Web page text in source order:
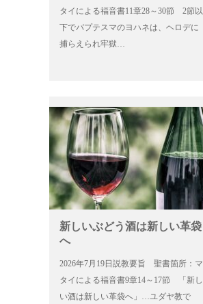
タイによる福音書11章28～30節 2節以
下でバプテスマのヨハネは、ヘロデに
捕らえられ牢獄…
新しいぶどう酒は新しい革袋
へ
2026年7月19日説教要旨 聖書箇所：マ
タイによる福音書9章14～17節 「新し
い酒は新しい革袋へ」…ユダヤ教で